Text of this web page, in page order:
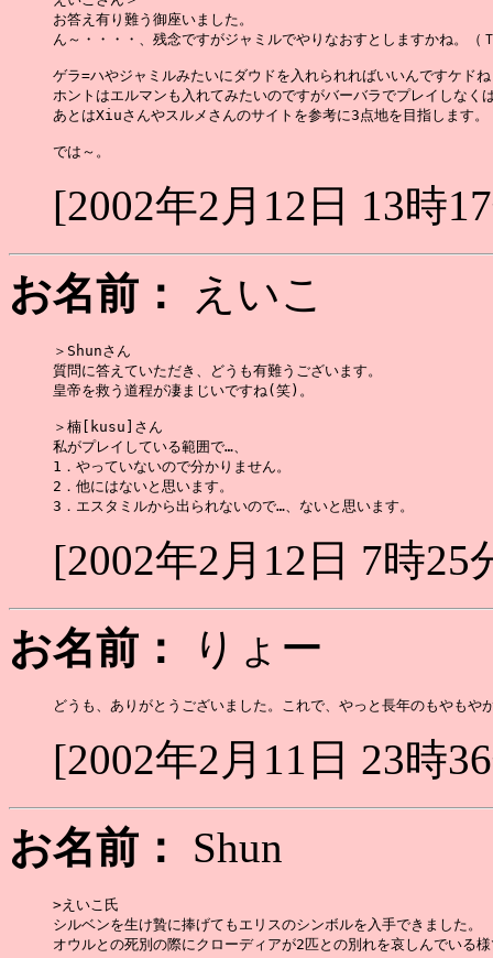
お答え有り難う御座いました。
ん～・・・・、残念ですがジャミルでやりなおすとしますかね。（
ゲラ=ハやジャミルみたいにダウドを入れられればいいんですケド
ホントはエルマンも入れてみたいのですがバーバラでプレイしなく
あとはXiuさんやスルメさんのサイトを参考に3点地を目指します。
[2002年2月12日 13時
お名前：
えいこ
＞Shunさん
質問に答えていただき、どうも有難うございます。
皇帝を救う道程が凄まじいですね(笑)。
＞楠[kusu]さん
私がプレイしている範囲で…、
1．やっていないので分かりません。
2．他にはないと思います。
[2002年2月12日 7時25
お名前：
りょー
[2002年2月11日 23時
お名前：
Shun
>えいこ氏
シルベンを生け贄に捧げてもエリスのシンボルを入手できました。
オウルとの死別の際にクローディアが2匹との別れを哀しんでいる